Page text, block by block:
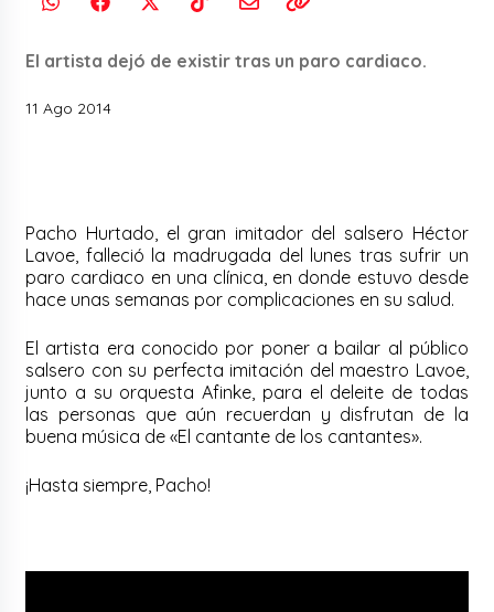
El artista dejó de existir tras un paro cardiaco.
11 Ago 2014
Pacho Hurtado, el gran imitador del salsero Héctor
Lavoe, falleció la madrugada del lunes tras sufrir un
paro cardiaco en una clínica, en donde estuvo desde
hace unas semanas por complicaciones en su salud.
El artista era conocido por poner a bailar al público
salsero con su perfecta imitación del maestro Lavoe,
junto a su orquesta Afinke, para el deleite de todas
las personas que aún recuerdan y disfrutan de la
buena música de «El cantante de los cantantes».
¡Hasta siempre, Pacho!